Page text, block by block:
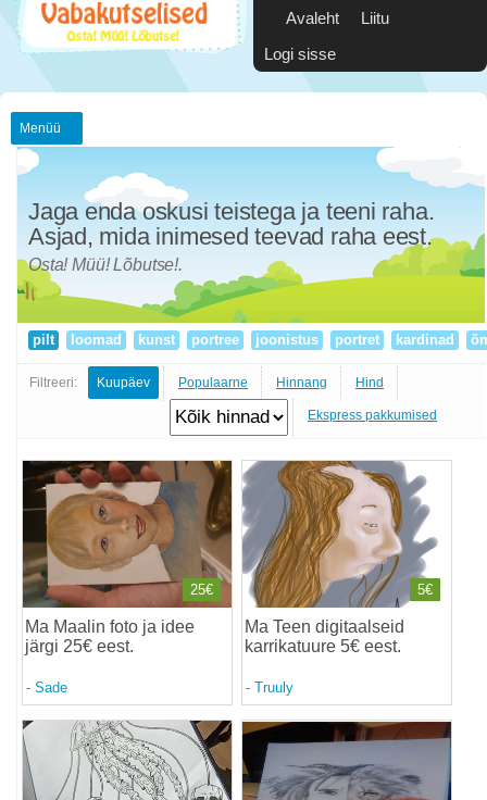
Avaleht
Liitu
Logi sisse
Menüü
Jaga enda oskusi teistega ja teeni raha.
Asjad, mida inimesed teevad raha eest.
Osta! Müü! Lõbutse!.
pilt loomad kunst portree joonistus portret kardinad
Filtreeri: Kuupäev Populaarne Hinnang Hind
Ekspress pakkumised
Ma Maalin foto ja idee
järgi 25€ eest.
- Sade
25€
Ma Teen digitaalseid
karrikatuure 5€ eest.
- Truuly
5€